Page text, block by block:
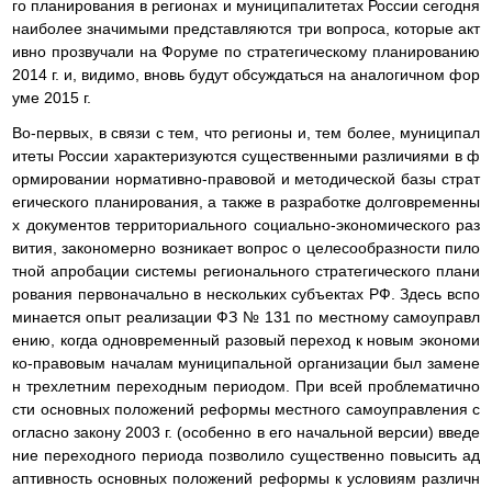
го планирования в регионах и муниципалитетах России сегодня
наиболее значимыми представляются три вопроса, которые акт
ивно прозвучали на Форуме по стратегическому планированию
2014 г. и, видимо, вновь будут обсуждаться на аналогичном фор
уме 2015 г.
Во-первых, в связи с тем, что регионы и, тем более, муниципал
итеты России характеризуются существенными различиями в ф
ормировании нормативно-правовой и методической базы страт
егического планирования, а также в разработке долговременны
х документов территориального социально-экономического раз
вития, закономерно возникает вопрос о целесообразности пило
тной апробации системы регионального стратегического плани
рования первоначально в нескольких субъектах РФ. Здесь вспо
минается опыт реализации ФЗ № 131 по местному самоуправл
ению, когда одновременный разовый переход к новым экономи
ко-правовым началам муниципальной организации был замене
н трехлетним переходным периодом. При всей проблематично
сти основных положений реформы местного самоуправления с
огласно закону 2003 г. (особенно в его начальной версии) введе
ние переходного периода позволило существенно повысить ад
аптивность основных положений реформы к условиям различн